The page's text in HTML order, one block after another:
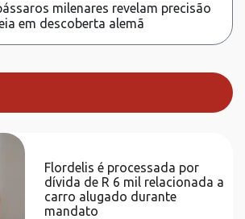
milenares revelam precisão
em descoberta alemã
Flordelis é processada por
dívida de R 6 mil relacionada a
carro alugado durante
mandato